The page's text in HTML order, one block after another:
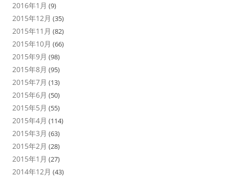
2016年1月 (9)
2015年12月 (35)
2015年11月 (82)
2015年10月 (66)
2015年9月 (98)
2015年8月 (95)
2015年7月 (13)
2015年6月 (50)
2015年5月 (55)
2015年4月 (114)
2015年3月 (63)
2015年2月 (28)
2015年1月 (27)
2014年12月 (43)